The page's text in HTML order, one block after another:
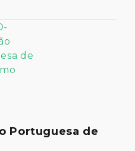
Portuguesa de